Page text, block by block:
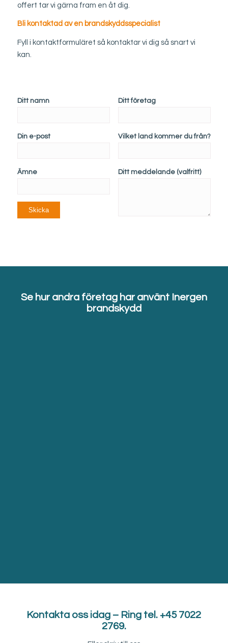
offert tar vi gärna fram en åt dig.
Bli kontaktad av en brandskyddsspecialist
Fyll i kontaktformuläret så kontaktar vi dig så snart vi
kan.
Ditt namn Ditt företag
Din e-post Vilket land kommer du från?
Ämne Ditt meddelande (valfritt)
Se hur andra företag har använt Inergen
brandskydd
Kontakta oss idag – Ring tel. +45 7022
2769.